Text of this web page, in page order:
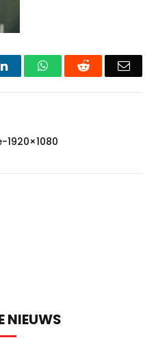
LinkedInWhatsAppReddit
NIEUWS